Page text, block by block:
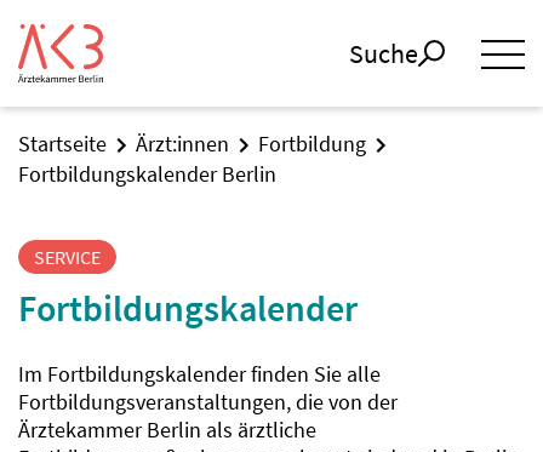
Suche
Startseite Ärzt:innen
Fortbildung
Fortbildungskalender Berlin
SERVICE
Fortbildungskalender
Im Fortbildungskalender finden Sie alle
Fortbildungsveranstaltungen, die von der
Ärztekammer Berlin als ärztliche